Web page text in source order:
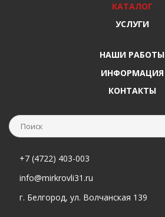
КАТАЛОГ
УСЛУГИ
НАШИ РАБОТЫ
ИНФОРМАЦИЯ
КОНТАКТЫ
+7 (4722) 403-003
info@mirkrovli31.ru
г. Белгород, ул. Волчанская 139